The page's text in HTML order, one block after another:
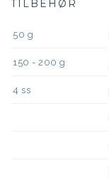
TILBEHØR
50 g
150 - 200 g
4 ss